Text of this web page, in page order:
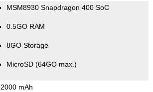
MSM8930 Snapdragon 400 SoC
0.5GO RAM
8GO Storage
MicroSD (64GO max.)
2000 mAh